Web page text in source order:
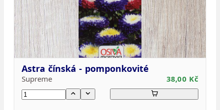
Astra čínská - pomponkovité
Supreme 38,00 Kč